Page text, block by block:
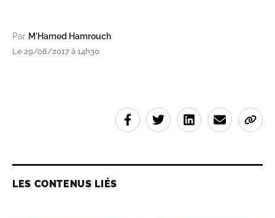
Par M'Hamed Hamrouch
Le 29/08/2017 à 14h30
LES CONTENUS LIÉS